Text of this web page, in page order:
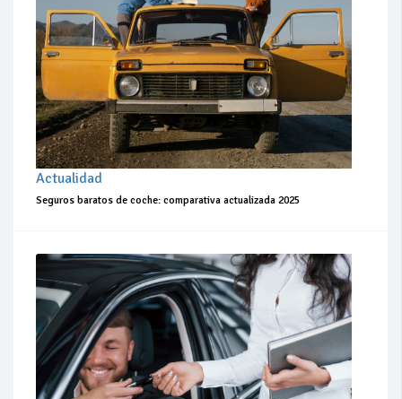
Actualidad
Seguros baratos de coche: comparativa actualizada 2025